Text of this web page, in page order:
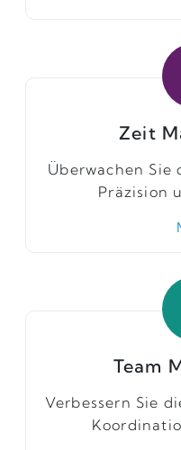
Zeit
Überwachen
Präzision
Team
Verbessern Sie